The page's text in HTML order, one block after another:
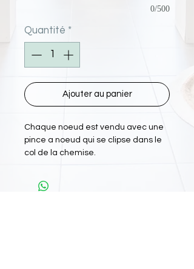
0/500
Quantité *
Ajouter au panier
Chaque noeud est vendu avec une
pince a noeud qui se clipse dans le
col de la chemise.